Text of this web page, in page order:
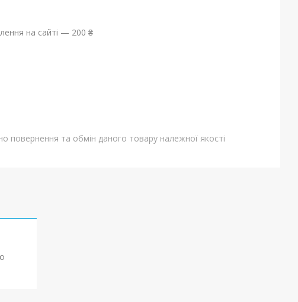
на сайті — 200 ₴
повернення та обмін даного товару належної якості